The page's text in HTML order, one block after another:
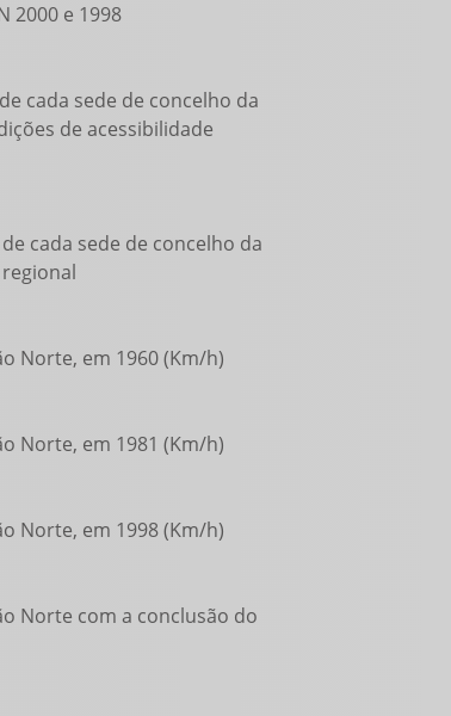
2000 e 1998
cada sede de concelho da
de acessibilidade
cada sede de concelho da
Norte, em 1960 (Km/h)
Norte, em 1981 (Km/h)
Norte, em 1998 (Km/h)
Norte com a conclusão do